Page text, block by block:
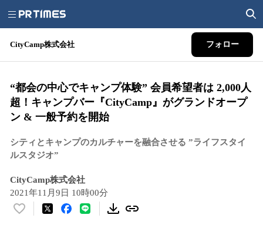
CityCamp株式会社 フォロー
“都会の中心でキャンプ体験” 会員希望者は 2,000人
超！キャンプバー『CityCamp』がグランドオープ
ン & 一般予約を開始
シティとキャンプのカルチャーを融合させる ”ライフスタイ
ルスタジオ”
CityCamp株式会社
2021年11月9日 10時00分
い